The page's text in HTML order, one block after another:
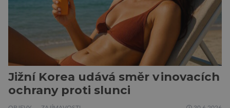
Jižní Korea udává směr v inovacích
ochrany proti slunci